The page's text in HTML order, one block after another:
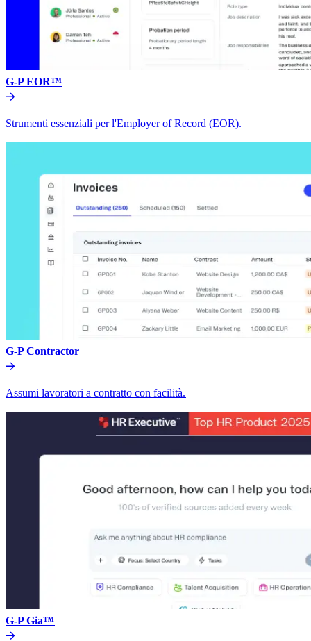
G-P EOR™​​
Strumenti essenziali per l'Employer of Record (EOR).​​
G-P Contractor​​
Assumi lavoratori a contratto con facilità.​​
G-P Gia™​​